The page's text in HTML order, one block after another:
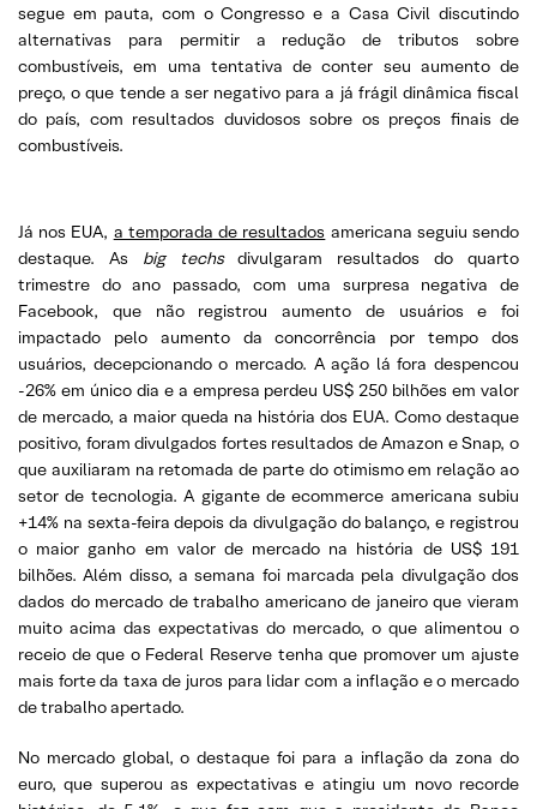
segue em pauta, com o Congresso e a Casa Civil discutindo
alternativas para permitir a redução de tributos sobre
combustíveis, em uma tentativa de conter seu aumento de
preço, o que tende a ser negativo para a já frágil dinâmica fiscal
do país, com resultados duvidosos sobre os preços finais de
combustíveis.
Já nos EUA, a temporada de resultados americana seguiu sendo
destaque. As big techsdivulgaram resultados do quarto
trimestre do ano passado, com uma surpresa negativa de
Facebook, que não registrou aumento de usuários e foi
impactado pelo aumento da concorrência por tempo dos
usuários, decepcionando o mercado. A ação lá fora despencou
-26% em único dia e a empresa perdeu US$ 250 bilhões em valor
de mercado, a maior queda na história dos EUA. Como destaque
positivo, foram divulgados fortes resultados de Amazon e Snap, o
que auxiliaram na retomada de parte do otimismo em relação ao
setor de tecnologia. A gigante de ecommerce americana subiu
+14% na sexta-feira depois da divulgação do balanço, e registrou
o maior ganho em valor de mercado na história de US$ 191
bilhões. Além disso, a semana foi marcada pela divulgação dos
dados do mercado de trabalho americano de janeiro que vieram
muito acima das expectativas do mercado, o que alimentou o
receio de que o Federal Reserve tenha que promover um ajuste
mais forte da taxa de juros para lidar com a inflação e o mercado
de trabalho apertado.
No mercado global, o destaque foi para a inflação da zona do
euro, que superou as expectativas e atingiu um novo recorde